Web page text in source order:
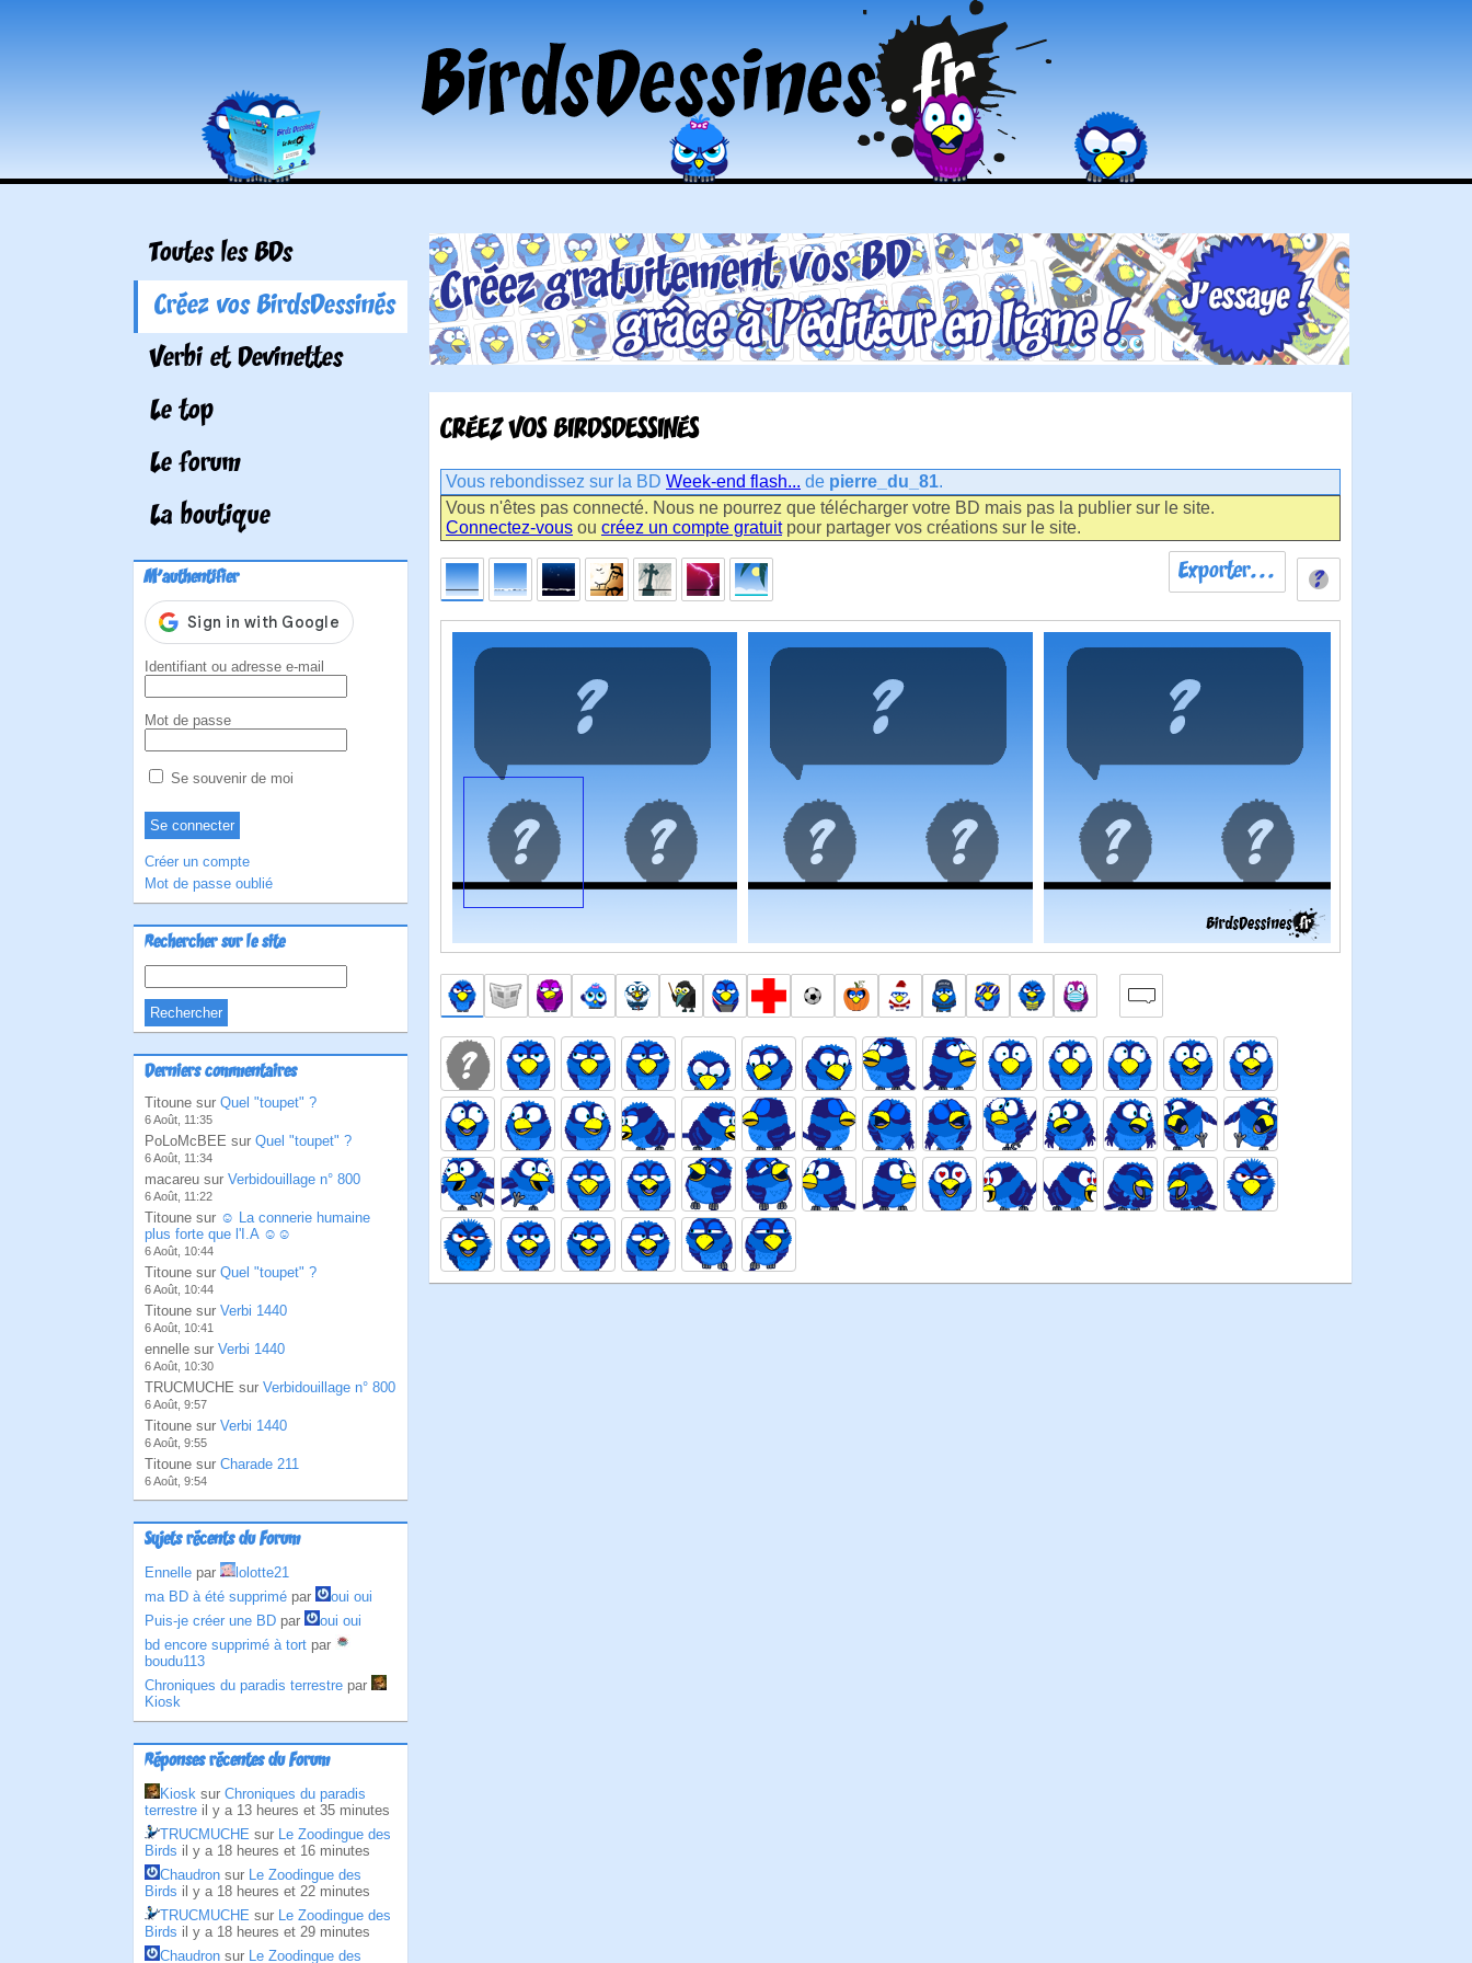
Toutes les BDs
Créez vos BirdsDessinés
Verbi et Devinettes
Le top
Le forum
La boutique
M'authentifier
Identifiant ou adresse e-mail
Mot de passe
Se souvenir de moi
Créer un compte
Mot de passe oublié
Rechercher sur le site
Derniers commentaires
Titoune sur Quel "toupet" ?
6 Août, 11:35
PoLoMcBEE sur Quel "toupet" ?
6 Août, 11:34
macareu sur Verbidouillage n° 800
6 Août, 11:22
Titoune sur ☺ La connerie humaine
plus forte que l'I.A ☺☺
6 Août, 10:44
Titoune sur Quel "toupet" ?
6 Août, 10:44
Titoune sur Verbi 1440
6 Août, 10:41
ennelle sur Verbi 1440
6 Août, 10:30
TRUCMUCHE sur Verbidouillage n° 800
6 Août, 9:57
Titoune sur Verbi 1440
6 Août, 9:55
Titoune sur Charade 211
6 Août, 9:54
Sujets récents du Forum
Ennelle par
lolotte21
ma BD à été supprimé par
oui oui
Puis-je créer une BD par
oui oui
bd encore supprimé à tort par
boudu113
Chroniques du paradis terrestre par
Kiosk
Réponses récentes du Forum
Kiosk sur Chroniques du paradis
terrestre il y a 13 heures et 35 minutes
TRUCMUCHE sur Le Zoodingue des
Birds il y a 18 heures et 16 minutes
Chaudron sur Le Zoodingue des
Birds il y a 18 heures et 22 minutes
TRUCMUCHE sur Le Zoodingue des
Birds il y a 18 heures et 29 minutes
Chaudron sur Le Zoodingue des
CRÉEZ VOS BIRDSDESSINÉS
Vous rebondissez sur la BD Week-end flash... de pierre_du_81.
Vous n'êtes pas connecté. Nous ne pourrez que télécharger votre BD mais pas la publier sur le site.
Connectez-vous ou créez un compte gratuitpour partager vos créations sur le site.
Exporter...